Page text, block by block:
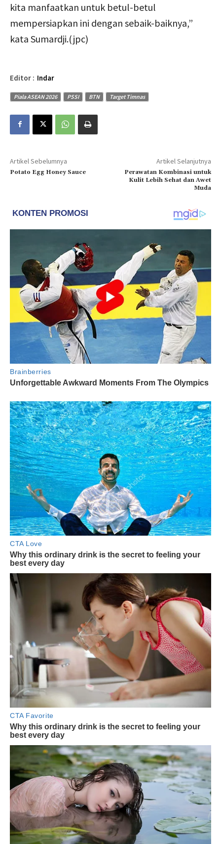
kita manfaatkan untuk betul-betul
mempersiapkan ini dengan sebaik-baiknya,”
kata Sumardji.(jpc)
Editor : Indar
Piala ASEAN 2026 PSSI BTN Target Timnas
Artikel Sebelumnya
Potato Egg Honey Sauce
Artikel Selanjutnya
Perawatan Kombinasi untuk
Kulit Lebih Sehat dan Awet
Muda